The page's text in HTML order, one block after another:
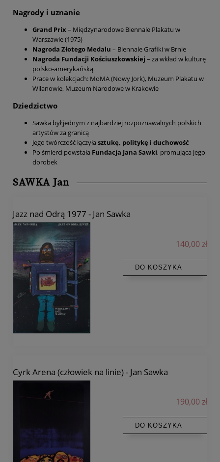
Nagrody i uznanie
Grand Prix – Międzynarodowe Biennale Plakatu w
Warszawie (1975)
Nagroda Złotego Medalu – Biennale Grafiki w Brnie
Nagroda Fundacji Kościuszkowskiej – za wkład w kulturę
polsko-amerykańską
Prace w kolekcjach: MoMA (Nowy Jork), Muzeum Plakatu w
Wilanowie, Muzeum Narodowe w Krakowie
Dziedzictwo
Sawka był jednym z najbardziej rozpoznawalnych polskich
artystów za granicą
Jego twórczość łączyła sztukę, politykę i duchowość
Po śmierci powstała Fundacja Jana Sawki, promująca jego
dorobek
SAWKA Jan
Jazz nad Odrą 1977 - Jan Sawka
140,00 zł
DO KOSZYKA
Cyrk Arena (człowiek na linie) - Jan Sawka
190,00 zł
DO KOSZYKA